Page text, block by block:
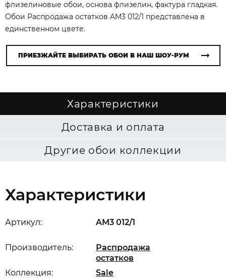
флизелиновые обои, основа флизелин, фактура гладкая.
Обои Распродажа остатков AM3 012/1 представлена в
единственном цвете.
ПРИЕЗЖАЙТЕ ВЫБИРАТЬ ОБОИ В НАШ ШОУ-РУМ
Характеристики
Доставка и оплата
Другие обои коллекции
Характеристики
Артикул: AM3 012/1
Производитель:
Распродажа
остатков
Коллекция:
Sale